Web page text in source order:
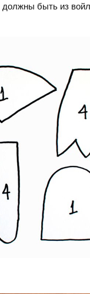
должны быть из